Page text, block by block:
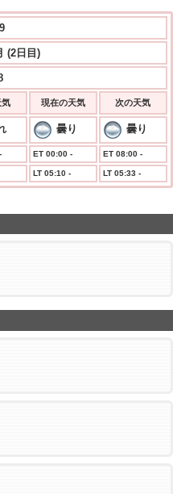
(2日目)
気 現在の天気 次の天気
曇り 曇り
ET 00:00 - ET 08:00 -
LT 05:10 - LT 05:33 -